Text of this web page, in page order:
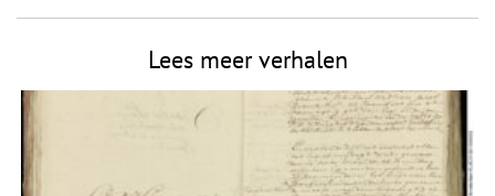
Lees meer verhalen